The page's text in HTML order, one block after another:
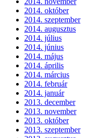
2014. október
2014. szeptember
2014. augusztus
2014. július
2014. június
2014. május
2014. április
2014. március
2014. február
2014. január
2013. december
2013. november
2013. október
2013. szeptember